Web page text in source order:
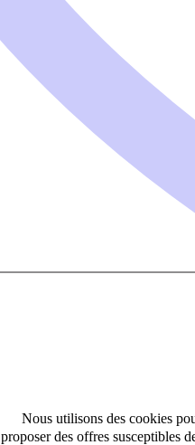
Nous utilisons des cookies
proposer des offres susceptibles